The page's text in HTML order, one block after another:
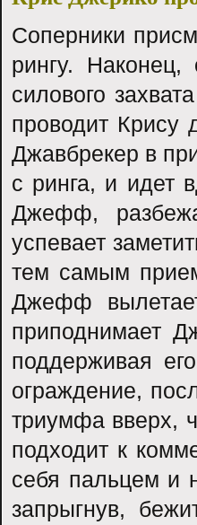
Соперники
рингу. Наконец,
силового
проводит Крису
Джавбрекер в
с ринга, и идет
Джефф,
успевает
тем самым
Джефф
приподнимает
поддерживая
ограждение,
триумфа вверх,
подходит к
себя пальцем и
запрыгнув,